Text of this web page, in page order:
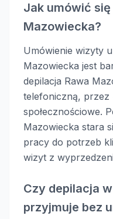
Jak umówić
Mazowiecka?
Umówienie wizyty
Mazowiecka jest
depilacja Rawa
telefoniczną, przez
społecznościowe.
Mazowiecka stara
pracy do potrzeb
wizyt z
Czy depilacja
przyjmuje bez